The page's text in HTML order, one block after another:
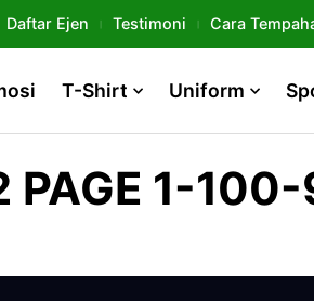
Daftar Ejen Testimoni Cara
T-Shirt Uniform
PAGE 1-